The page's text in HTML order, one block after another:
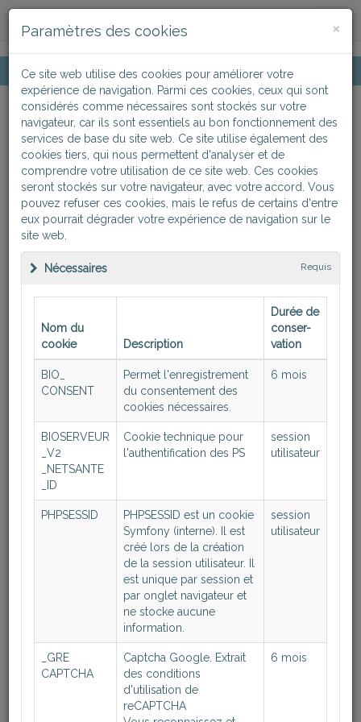
Accueil Solution pour médecins
Solutions pour médecins
BioServeur-MED
Témoignages
FAQ
Liens utiles
Inscription par carte CPS
Inscription par formulaire d'inscription
BioServeur-MED
Adapté à l'utilisation des médecins prescripteurs
d'analyses de Biologie, BioServeur-MED est
entièrement gratuit. Il vous permet d'accéder à vos
résultats d'analyse instantanément et en toute
Basé sur une infrastructureopérationnelle depuis
, BioServeur-MED vous affranchit d'une mise
en œuvre longue et fastidieuse pour connecter
chaque Laboratoire.
Grâce à ses fonctions de concentrateur, il permet
d'incorporer directement à votre logiciel médical les
données de biologie issues de tous les Laboratoires
×
Paramètres des cookies
Ce site web utilise des cookies pour améliorer votre
expérience de navigation. Parmi ces cookies, ceux qui sont
considérés comme nécessaires sont stockés sur votre
navigateur, car ils sont essentiels au bon fonctionnement des
services de base du site web. Ce site utilise également des
cookies tiers, qui nous permettent d'analyser et de
comprendre votre utilisation de ce site web. Ces cookies
seront stockés sur votre navigateur, avec votre accord. Vous
pouvez refuser ces cookies, mais le refus de certains d'entre
eux pourrait dégrader votre expérience de navigation sur le
site web.
Nécessaires Requis
Nom du
cookie
Description
Durée de
conser-
vation
BIO_
CONSENT
Permet l'enregistrement
du consentement des
cookies nécessaires.
6 mois
BIOSERVEUR
_V2
_NETSANTE
_ID
Cookie technique pour
l'authentification des PS
session
utilisateur
PHPSESSID
PHPSESSID est un cookie
Symfony (interne). Il est
créé lors de la création
de la session utilisateur. Il
est unique par session et
par onglet navigateur et
ne stocke aucune
information.
session
utilisateur
_GRE
CAPTCHA
Captcha Google. Extrait
des conditions
d'utilisation de
reCAPTCHA
6 mois